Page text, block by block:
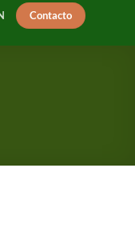
Contacto